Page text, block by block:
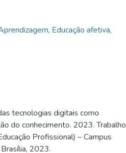
, Educação afetiva,
tecnologias digitais como
do conhecimento. 2023. Trabalho
Profissional) – Campus
2023.